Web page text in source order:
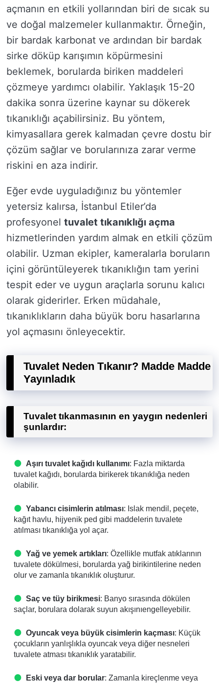
açmanın en etkili yollarından biri de sıcak su
ve doğal malzemeler kullanmaktır. Örneğin,
bir bardak karbonat ve ardından bir bardak
sirke döküp karışımın köpürmesini
beklemek, borularda biriken maddeleri
çözmeye yardımcı olabilir. Yaklaşık 15-20
dakika sonra üzerine kaynar su dökerek
tıkanıklığı açabilirsiniz. Bu yöntem,
kimyasallara gerek kalmadan çevre dostu bir
çözüm sağlar ve borularınıza zarar verme
riskini en aza indirir.
Eğer evde uyguladığınız bu yöntemler
yetersiz kalırsa, İstanbul Etiler’da
profesyonel tuvalet tıkanıklığı açma
hizmetlerinden yardım almak en etkili çözüm
olabilir. Uzman ekipler, kameralarla boruların
içini görüntüleyerek tıkanıklığın tam yerini
tespit eder ve uygun araçlarla sorunu kalıcı
olarak giderirler. Erken müdahale,
tıkanıklıkların daha büyük boru hasarlarına
yol açmasını önleyecektir.
Tuvalet Neden Tıkanır? Madde Madde
Yayınladık
Tuvalet tıkanmasının en yaygın nedenleri
şunlardır:
Aşırı tuvalet kağıdı kullanımı: Fazla miktarda
tuvalet kağıdı, borularda birikerek tıkanıklığa neden
olabilir.
Yabancı cisimlerin atılması: Islak mendil, peçete,
kağıt havlu, hijyenik ped gibi maddelerin tuvalete
atılması tıkanıklığa yol açar.
Yağ ve yemek artıkları: Özellikle mutfak atıklarının
tuvalete dökülmesi, borularda yağ birikintilerine neden
olur ve zamanla tıkanıklık oluşturur.
Saç ve tüy birikmesi: Banyo sırasında dökülen
saçlar, borulara dolarak suyun akışınıengelleyebilir.
Oyuncak veya büyük cisimlerin kaçması: Küçük
çocukların yanlışlıkla oyuncak veya diğer nesneleri
tuvalete atması tıkanıklık yaratabilir.
Eski veya dar borular: Zamanla kireçlenme veya